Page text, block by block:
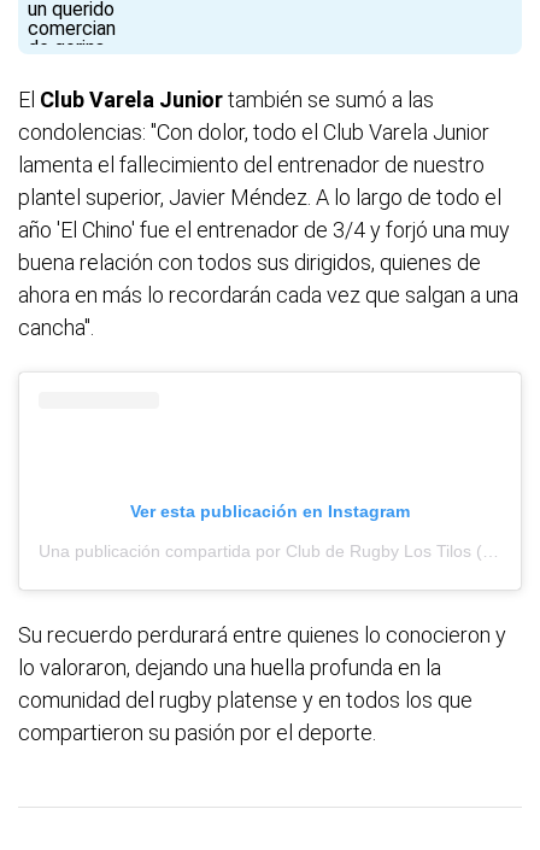
El Club Varela Juniortambién se sumó a las
condolencias: "Con dolor, todo el Club Varela Junior
lamenta el fallecimiento del entrenador de nuestro
plantel superior, Javier Méndez. A lo largo de todo el
año 'El Chino' fue el entrenador de 3/4 y forjó una muy
buena relación con todos sus dirigidos, quienes de
ahora en más lo recordarán cada vez que salgan a una
cancha".
Ver esta publicación en Instagram
Su recuerdo perdurará entre quienes lo conocieron y
lo valoraron, dejando una huella profunda en la
comunidad del rugby platense y en todos los que
compartieron su pasión por el deporte.